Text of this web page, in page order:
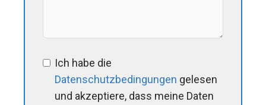
Ich habe die
Datenschutzbedingungen gelesen
und akzeptiere, dass meine Daten